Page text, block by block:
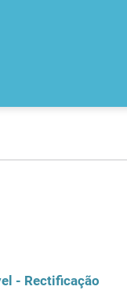
- Rectificação